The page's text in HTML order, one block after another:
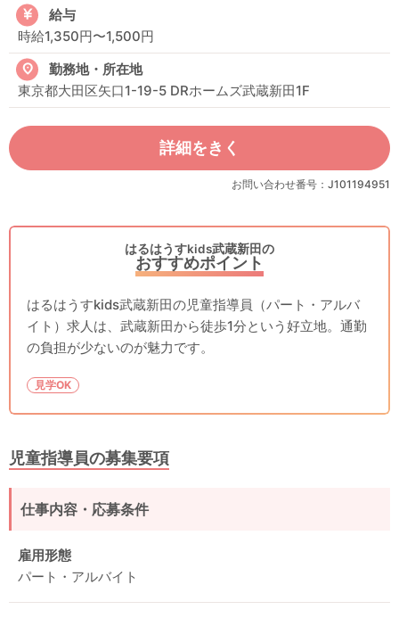
給与
時給1,350円〜1,500円
勤務地・所在地
東京都大田区矢口1-19-5 DRホームズ武蔵新田1F
詳細をきく
お問い合わせ番号：J101194951
はるはうすkids武蔵新田の
おすすめポイント
はるはうすkids武蔵新田の児童指導員（パート・アルバ
イト）求人は、武蔵新田から徒歩1分という好立地。通勤
の負担が少ないのが魅力です。
見学OK
児童指導員の募集要項
仕事内容・応募条件
雇用形態
パート・アルバイト